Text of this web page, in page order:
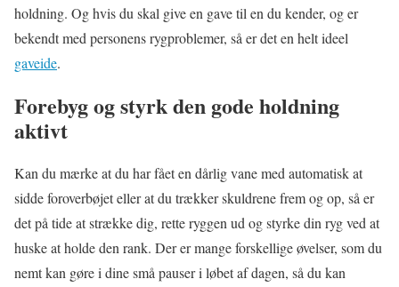
holdning. Og hvis du skal give en gave til en du kender, og er
bekendt med personens rygproblemer, så er det en helt ideel
gaveide.
Forebyg og styrk den gode holdning
aktivt
Kan du mærke at du har fået en dårlig vane med automatisk at
sidde foroverbøjet eller at du trækker skuldrene frem og op, så er
det på tide at strække dig, rette ryggen ud og styrke din ryg ved at
huske at holde den rank. Der er mange forskellige øvelser, som du
nemt kan gøre i dine små pauser i løbet af dagen, så du kan